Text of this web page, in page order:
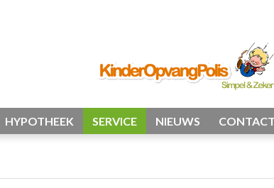
HYPOTHEEK SERVICE NIEUWS CONTACT